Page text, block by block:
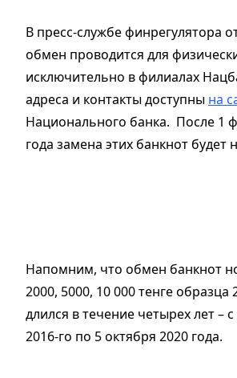
В пресс-службе финрегулятора
обмен проводится для
исключительно в филиалах
адреса и контакты доступны на
Национального банка. После 1
года замена этих банкнот будет
Напомним, что обмен банкнот
2000, 5000, 10 000 тенге образца
длился в течение четырех лет –
2016-го по 5 октября 2020 года.